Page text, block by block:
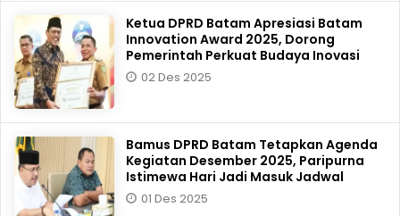
Ketua DPRD Batam Apresiasi Batam
Innovation Award 2025, Dorong
Pemerintah Perkuat Budaya Inovasi
02 Des 2025
Bamus DPRD Batam Tetapkan Agenda
Kegiatan Desember 2025, Paripurna
Istimewa Hari Jadi Masuk Jadwal
01 Des 2025